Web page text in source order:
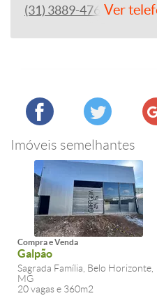
(31) 3889-4765Ver
Imóveis semelhantes
Compra e Venda
Galpão
Sagrada Família, Belo Horizonte,
MG
20 vagas e 360m2